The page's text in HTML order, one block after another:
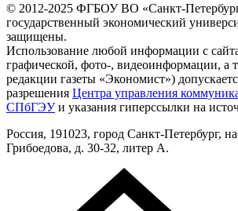
© 2012-2025 ФГБОУ ВО «Санкт-
государственный экономический
защищены.
Использование любой информации с
графической, фото-, видеоинформации, а
редакции газеты «Экономист»)
разрешения Центра управления
СПбГЭУи указания гиперссылки на
Россия, 191023, город Санкт-Петербург,
Грибоедова, д. 30-32, литер А.